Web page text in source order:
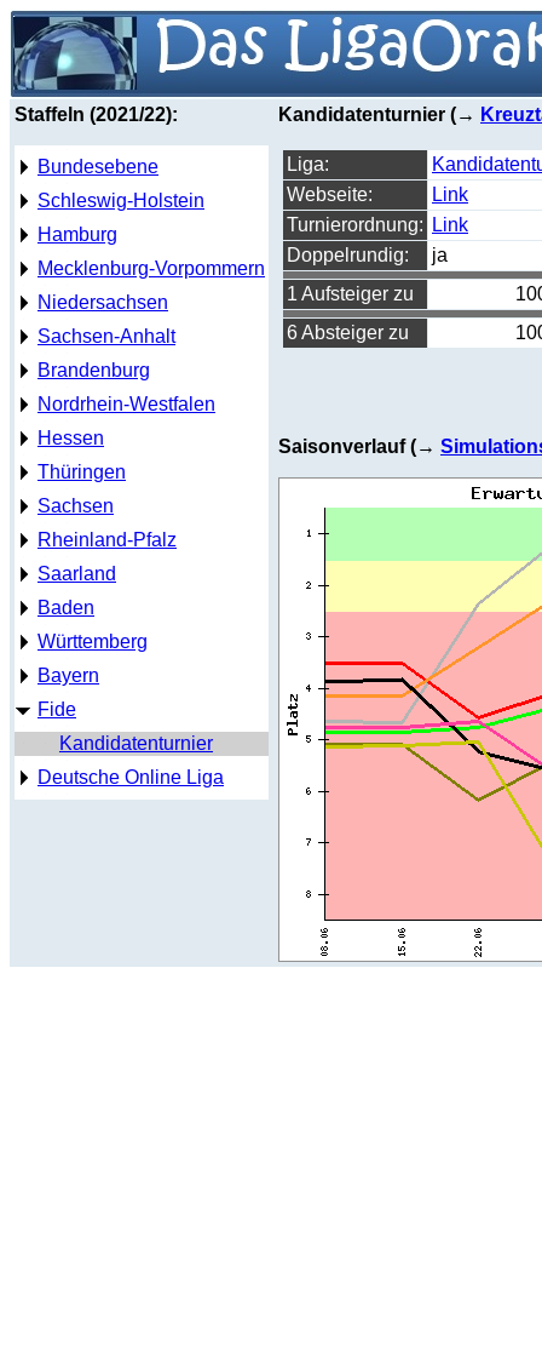
Staffeln (2021/22):
Bundesebene
Schleswig-Holstein
Hamburg
Mecklenburg-Vorpommern
Niedersachsen
Sachsen-Anhalt
Brandenburg
Nordrhein-Westfalen
Hessen
Thüringen
Sachsen
Rheinland-Pfalz
Saarland
Baden
Württemberg
Bayern
Fide
Kandidatenturnier
Deutsche Online Liga
Kandidatenturnier (→
Liga:
Webseite:
Link
Turnierordnung:
Link
Doppelrundig:
ja
1 Aufsteiger zu
6 Absteiger zu
Saisonverlauf (→